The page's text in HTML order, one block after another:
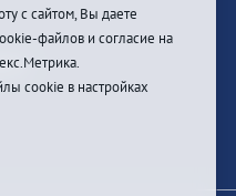
с сайтом, Вы даете
файлов и согласие на
cookie в настройках